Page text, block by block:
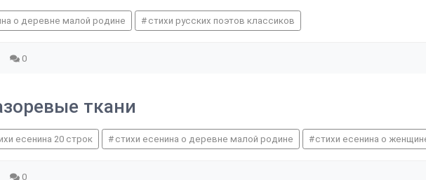
о деревне малой родине стихи русских поэтов классиков
0
ткани
есенина 20 строк стихи есенина о деревне малой родине стихи есенина о
0